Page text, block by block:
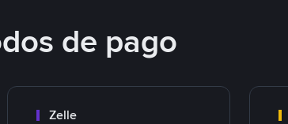
de pago
Zelle